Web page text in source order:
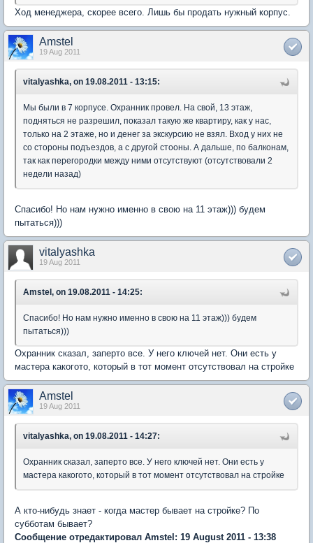
Ход менеджера, скорее всего. Лишь бы продать нужный корпус.
Amstel
19 Aug 2011
vitalyashka, on 19.08.2011 - 13:15:
Мы были в 7 корпусе. Охранник провел. На свой, 13 этаж,
подняться не разрешил, показал такую же квартиру, как у нас,
только на 2 этаже, но и денег за экскурсию не взял. Вход у них не
со стороны подъездов, а с другой стооны. А дальше, по балконам,
так как перегородки между ними отсутствуют (отсутствовали 2
недели назад)
Спасибо! Но нам нужно именно в свою на 11 этаж))) будем
пытаться)))
vitalyashka
19 Aug 2011
Amstel, on 19.08.2011 - 14:25:
Спасибо! Но нам нужно именно в свою на 11 этаж))) будем
пытаться)))
Охранник сказал, заперто все. У него ключей нет. Они есть у
мастера какогото, который в тот момент отсутствовал на стройке
Amstel
19 Aug 2011
vitalyashka, on 19.08.2011 - 14:27:
Охранник сказал, заперто все. У него ключей нет. Они есть у
мастера какогото, который в тот момент отсутствовал на стройке
А кто-нибудь знает - когда мастер бывает на стройке? По
субботам бывает?
Сообщение отредактировал Amstel: 19 August 2011 - 13:38